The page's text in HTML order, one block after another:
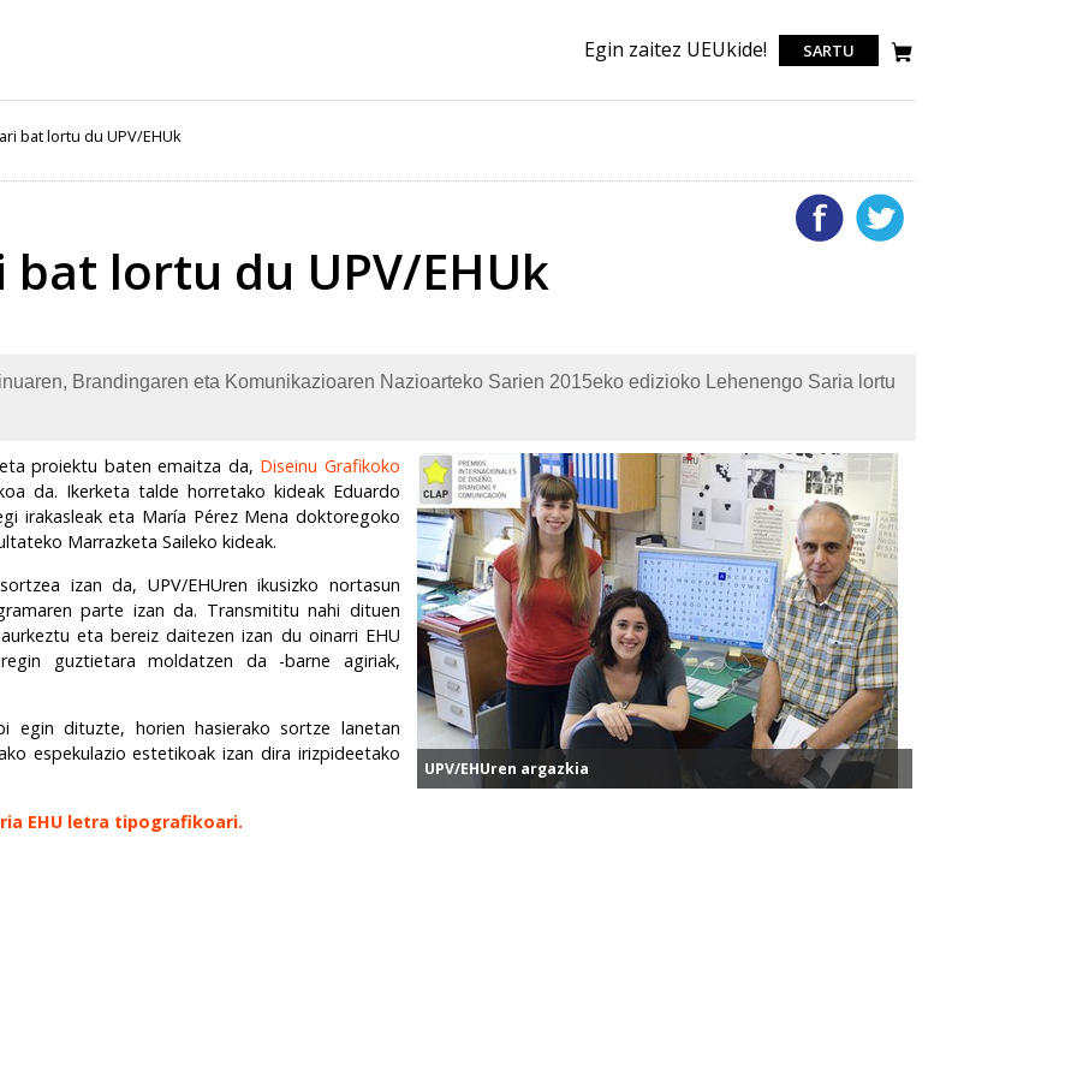
Egin zaitez UEUkide! SARTU
bat lortu du UPV/EHUk
lortu du UPV/EHUk
Brandingaren eta Komunikazioaren Nazioarteko Sarien 2015eko edizioko Lehenengo Saria lortu
UPV/EHUren argazkia
proiektu baten emaitza da, Diseinu Grafikoko
da. Ikerketa talde horretako kideak Eduardo
irakasleak eta María Pérez Mena doktoregoko
Marrazketa Saileko kideak.
izan da, UPV/EHUren ikusizko nortasun
parte izan da. Transmititu nahi dituen
eta bereiz daitezen izan du oinarri EHU
guztietara moldatzen da -barne agiriak,
egin dituzte, horien hasierako sortze lanetan
espekulazio estetikoak izan dira irizpideetako
EHU letra tipografikoari.